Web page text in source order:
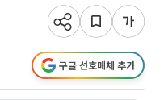
구글 선호매체 추가